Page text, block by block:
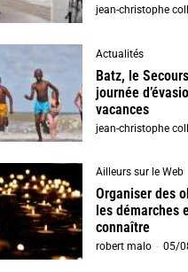
jean-christophe
Actualités
Batz, le
journée
vacances
jean-christophe
Ailleurs sur le Web
Organiser des
les démarches
connaître
robert malo - 05/